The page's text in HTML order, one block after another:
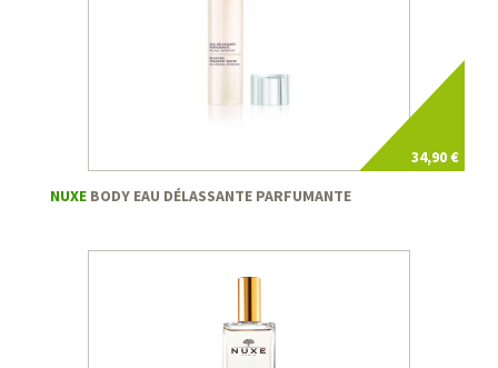
34,90 €
NUXE BODY EAU DÉLASSANTE PARFUMANTE